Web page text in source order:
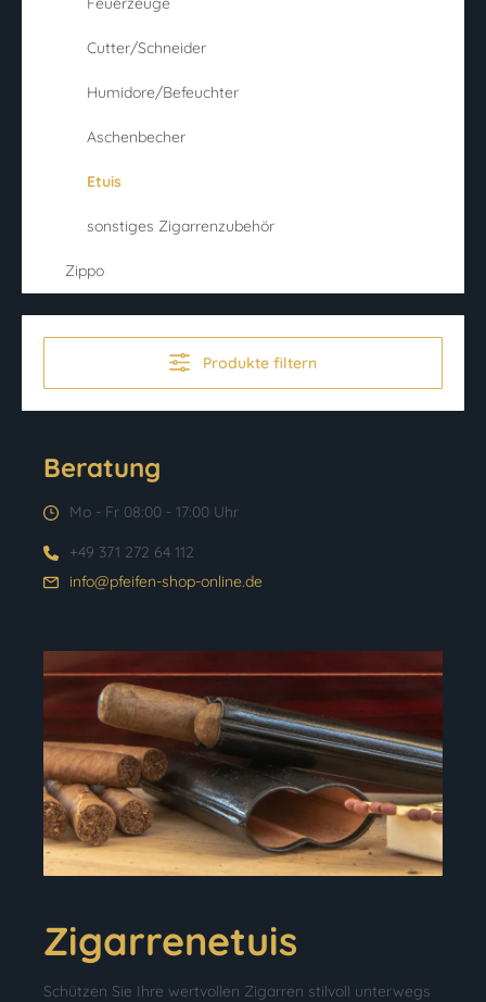
Cutter/Schneider
Humidore/Befeuchter
Aschenbecher
Etuis
sonstiges Zigarrenzubehör
Zippo
Produkte filtern
Beratung
Mo - Fr 08:00 - 17:00 Uhr
+49 371 272 64 112
info@pfeifen-shop-online.de
Zigarrenetuis
Schützen Sie Ihre wertvollen Zigarren stilvoll unterwegs